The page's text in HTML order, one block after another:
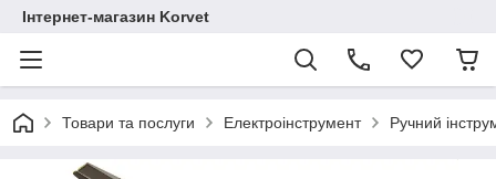
Інтернет-магазин Korvet
Товари та послуги Електроінструмент Ручний